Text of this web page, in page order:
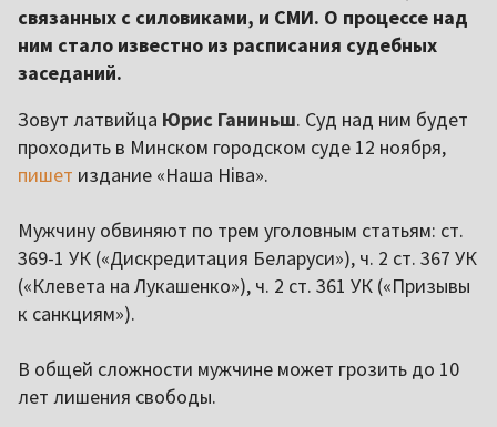
связанных с силовиками, и СМИ. О процессе над
ним стало известно из расписания судебных
заседаний.
Зовут латвийца Юрис Ганиньш. Суд над ним будет
проходить в Минском городском суде 12 ноября,
пишет издание «Наша Ніва».
Мужчину обвиняют по трем уголовным статьям: ст.
369-1 УК («Дискредитация Беларуси»), ч. 2 ст. 367 УК
(«Клевета на Лукашенко»), ч. 2 ст. 361 УК («Призывы
к санкциям»).
В общей сложности мужчине может грозить до 10
лет лишения свободы.